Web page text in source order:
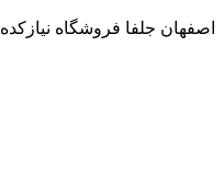
اصفهان جلفا فروشگاه نیازکده